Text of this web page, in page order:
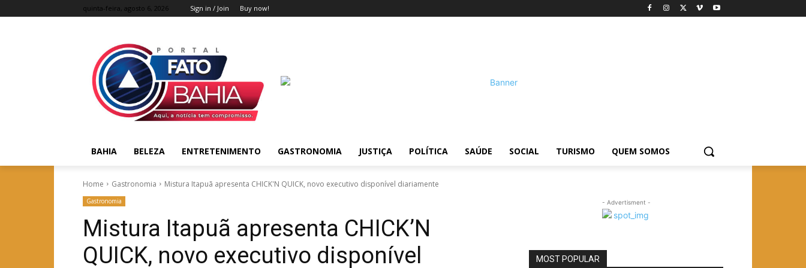
quinta-feira, agosto 6, 2026 Sign in / Join Buy now!
BAHIA BELEZA ENTRETENIMENTO GASTRONOMIA JUSTIÇA POLÍTICA SAÚDE SOCIAL TURISMO QUEM SOMOS
Home Gastronomia Mistura Itapuã apresenta CHICK'N QUICK, novo executivo disponível diariamente
Gastronomia
Mistura Itapuã apresenta CHICK’N
QUICK, novo executivo disponível
- Advertisment -
MOST POPULAR